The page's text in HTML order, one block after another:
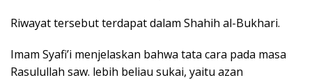
Riwayat tersebut terdapat dalam Shahih al-Bukhari.
Imam Syafi’i menjelaskan bahwa tata cara pada masa
Rasulullah saw. lebih beliau sukai, yaitu azan